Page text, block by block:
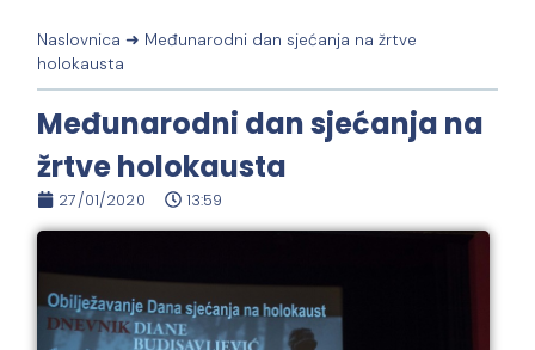
Naslovnica ➜ Međunarodni dan sjećanja na žrtve
holokausta
Međunarodni dan sjećanja na
žrtve holokausta
27/01/2020 13:59